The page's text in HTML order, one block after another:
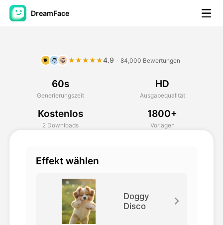
DreamFace
Avatar-Video
KI-Video
KI-Fotos
🐕 🧑 🐱 ★★★★★4.9 · 84,000 Bewertungen
60s
Generierungszeit
HD
Ausgabequalität
Kostenlos
2 Downloads
1800+
Vorlagen
Effekt wählen
Doggy
Disco